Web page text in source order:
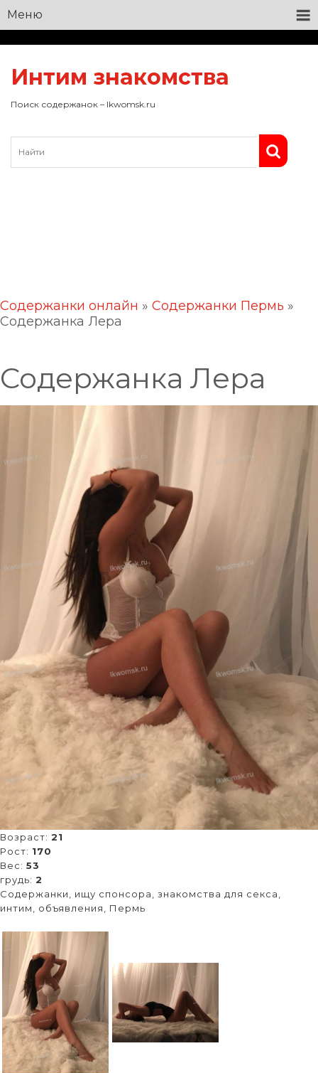
Меню
Интим знакомства
Поиск содержанок – lkwomsk.ru
Содержанки онлайн » Содержанки Пермь »
Содержанка Лера
Содержанка Лера
Возраст: 21
Рост: 170
Вес: 53
грудь: 2
Содержанки, ищу спонсора, знакомства для секса,
интим, объявления, Пермь